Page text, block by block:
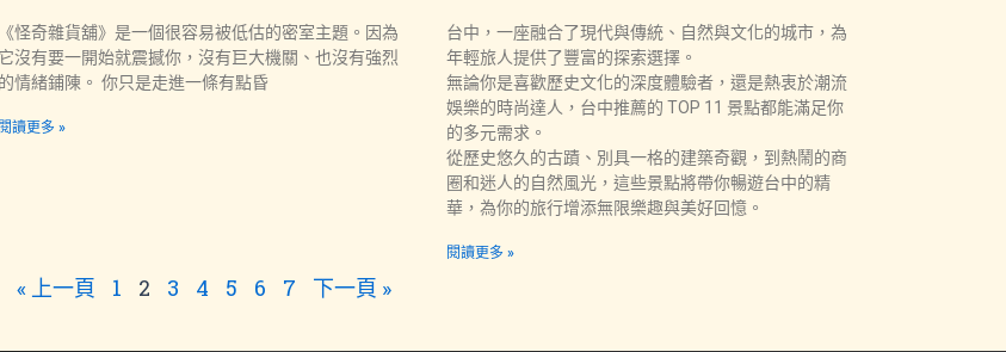
《怪奇雜貨舖》是一個很容易被低估的密室主題。因為
它沒有要一開始就震撼你，沒有巨大機關、也沒有強烈
的情緒鋪陳。 你只是走進一條有點昏
閱讀更多 »
台中，一座融合了現代與傳統、自然與文化的城市，為
年輕旅人提供了豐富的探索選擇。
無論你是喜歡歷史文化的深度體驗者，還是熱衷於潮流
娛樂的時尚達人，台中推薦的 TOP 11 景點都能滿足你
的多元需求。
從歷史悠久的古蹟、別具一格的建築奇觀，到熱鬧的商
圈和迷人的自然風光，這些景點將帶你暢遊台中的精
華，為你的旅行增添無限樂趣與美好回憶。
閱讀更多 »
« 上一頁 1 2 3 4 5 6 7 下一頁 »